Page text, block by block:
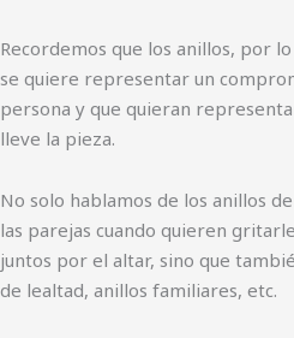
Recordemos que los anillos, por
se quiere representar un
persona y que quieran
lleve la pieza.
No solo hablamos de los anillos
las parejas cuando quieren
juntos por el altar, sino que
de lealtad, anillos familiares, etc.